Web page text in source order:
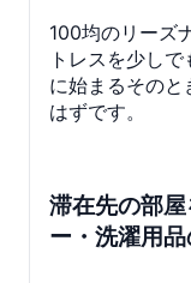
100均のリーズ
トレスを少し
に始まるそのと
はずです。
滞在先の部
ー・洗濯用